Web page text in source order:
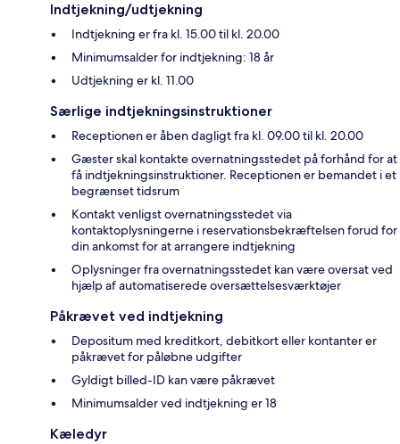
Indtjekning/udtjekning
Indtjekning er fra kl. 15.00 til kl. 20.00
Minimumsalder for indtjekning: 18 år
Udtjekning er kl. 11.00
Særlige indtjekningsinstruktioner
Receptionen er åben dagligt fra kl. 09.00 til kl. 20.00
Gæster skal kontakte overnatningsstedet på forhånd for at
få indtjekningsinstruktioner. Receptionen er bemandet i et
begrænset tidsrum
Kontakt venligst overnatningsstedet via
kontaktoplysningerne i reservationsbekræftelsen forud for
din ankomst for at arrangere indtjekning
Oplysninger fra overnatningsstedet kan være oversat ved
hjælp af automatiserede oversættelsesværktøjer
Påkrævet ved indtjekning
Depositum med kreditkort, debitkort eller kontanter er
påkrævet for påløbne udgifter
Gyldigt billed-ID kan være påkrævet
Minimumsalder ved indtjekning er 18
Kæledyr